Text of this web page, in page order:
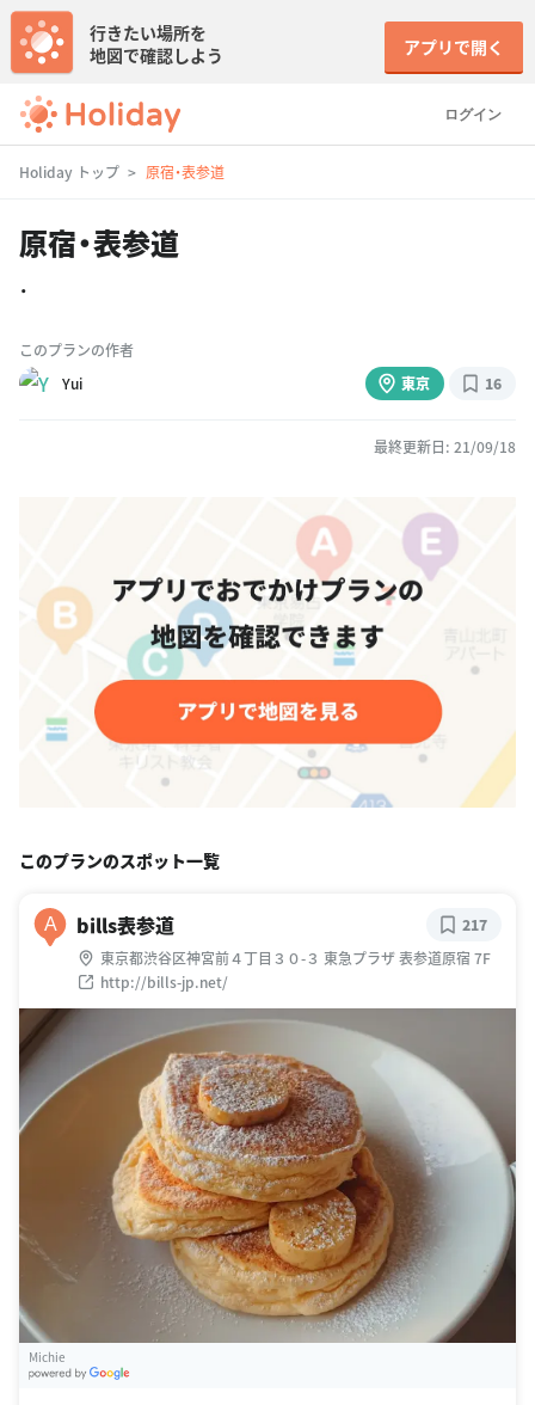
ログイン
行きたい場所を
地図で確認しよう
アプリで開く
Holiday トップ 原宿・表参道
原宿・表参道
・
このプランの作者
Yui
東京 16
最終更新日: 21/09/18
このプランのスポット一覧
A bills表参道
東京都渋谷区神宮前４丁目３０-３ 東急プラザ 表参道原宿 7F
http://bills-jp.net/
217
Michie